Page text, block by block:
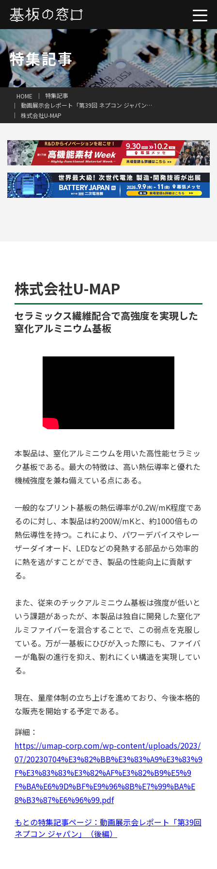
一括見積り
特集記事
用語集
ツール/設備
特集記事
HOME
特集記事
動画展示会レポート「第39回 ネプコン ジャパン」（後編）
株式会社U-MAP
株式会社U-MAP
セラミックス繊維配合で高強度を実現した
窒化アルミニウム基板
本製品は、窒化アルミニウムを用いた高性能セラミッ
ク基板である。最大の特徴は、高い熱伝導率と優れた
機械強度を兼ね備えている点にある。
一般的なプリント基板の熱伝導率が0.2W/mK程度であ
るのに対し、本製品は約200W/mKと、約1000倍もの
熱伝導性を持つ。これにより、パワーデバイスやレー
ザーダイオード、LEDなどの発熱する部品から効率的
に熱を逃がすことができ、製品の性能向上に貢献す
る。
また、従来のチックアルミニウム基板は強度が低いと
いう課題があったが、本製品は独自に開発した窒化ア
ルミファイバーを混合することで、この弱点を克服し
ている。万が一基板にひびが入った際にも、ファイバ
ーが亀裂の進行を抑え、割れにくい構造を実現してい
る。
現在、量産体制の立ち上げを進めており、今後本格的
な販売を開始する予定である。
詳細：
https://umap-corp.com/wp-content/uploads/2023/
07/20230704%E3%82%BB%E3%83%A9%E3%83%9
F%E3%83%83%E3%82%AF%E3%82%B9%E5%9
F%BA%E6%9D%BF%E9%96%8B%E7%99%BA%E
8%B3%87%E6%96%99.pdf
もとの特集記事ページ：動画展示会レポート「第39回
ネプコン ジャパン」（後編）